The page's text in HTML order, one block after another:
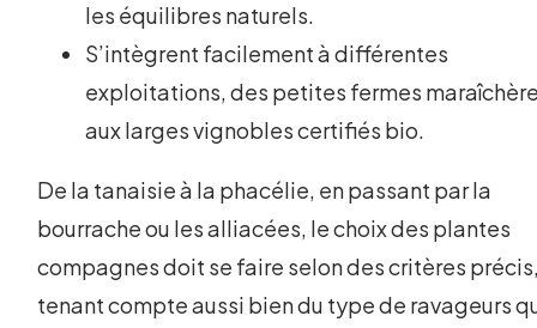
les équilibres naturels.
S’intègrent facilement à différentes
exploitations, des petites fermes
aux larges vignobles certifiés bio.
De la tanaisie à la phacélie, en passant par la
bourrache ou les alliacées, le choix des plantes
compagnes doit se faire selon des critères
tenant compte aussi bien du type de ravageurs